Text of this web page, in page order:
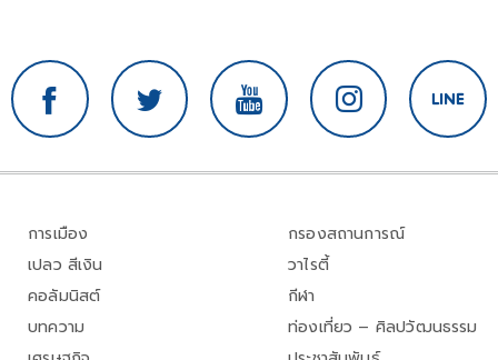
การเมือง
เปลว สีเงิน
คอลัมนิสต์
บทความ
กรองสถานการณ์
วาไรตี้
กีฬา
ท่องเที่ยว – ศิลปวัฒนธรรม